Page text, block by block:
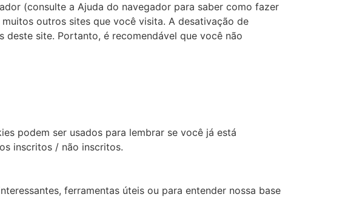
(consulte a Ajuda do navegador para saber como fazer
outros sites que você visita. A desativação de
site. Portanto, é recomendável que você não
podem ser usados ​​para lembrar se você já está
inscritos / não inscritos.
ferramentas úteis ou para entender nossa base